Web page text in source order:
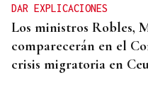
DAR EXPLICACIONES
Los ministros Robles,
comparecerán en el
crisis migratoria en